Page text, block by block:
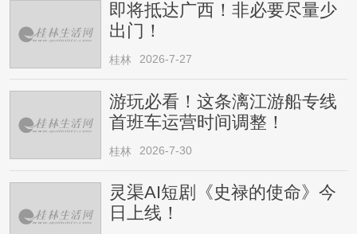
即将抵达广西！非必要尽量少
出门！
桂林 2026-7-27
游玩必看！这条漓江游船专线
首班车运营时间调整！
桂林 2026-7-30
灵渠AI短剧《史禄的使命》今
日上线！